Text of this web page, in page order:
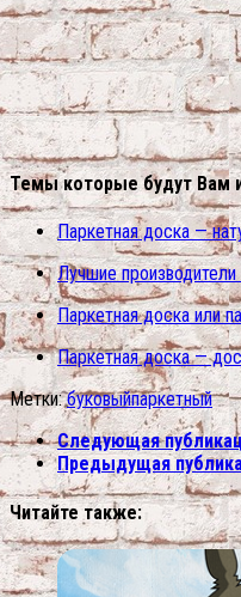
Темы которые будут Вам
Паркетная доска —
Лучшие
Паркетная доска или
Паркетная доска —
Метки: буковыйпаркетный
Следующая
Предыдущая
Читайте также: